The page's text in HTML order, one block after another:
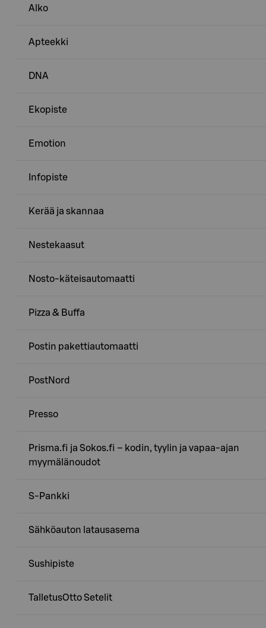
Alko
Apteekki
DNA
Ekopiste
Emotion
Infopiste
Kerää ja skannaa
Nestekaasut
Nosto-käteisautomaatti
Pizza & Buffa
Postin pakettiautomaatti
PostNord
Presso
Prisma.fi ja Sokos.fi – kodin, tyylin ja vapaa-ajan
myymälänoudot
S-Pankki
Sähköauton latausasema
Sushipiste
TalletusOtto Setelit